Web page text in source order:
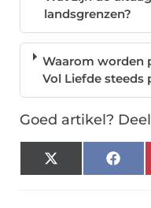
landsgrenzen?
Waarom worden
Vol Liefde steeds
Goed artikel?
X
(Twitter)